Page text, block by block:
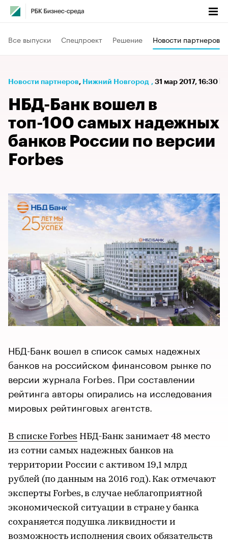
Все выпуски Спецпроект Решение Новости партнеров
Новости партнеров⁠, Нижний Новгород , 31 мар 2017, 16:30
НБД-Банк вошел в
топ-100 самых надежных
банков России по версии
Forbes
НБД-Банк вошел в список самых надежных
банков на российском финансовом рынке по
версии журнала Forbes. При составлении
рейтинга авторы опирались на исследования
мировых рейтинговых агентств.
В списке Forbes НБД-Банк занимает 48 место
из сотни самых надежных банков на
территории России с активом 19,1 млрд
рублей (по данным на 2016 год). Как отмечают
эксперты Forbes, в случае неблагоприятной
экономической ситуации в стране у банка
сохраняется подушка ликвидности и
возможность исполнения своих обязательств